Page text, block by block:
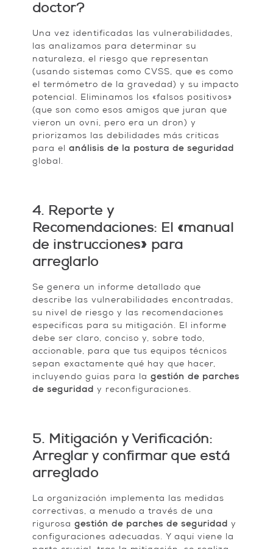
doctor?
Una vez identificadas las vulnerabilidades,
las analizamos para determinar su
naturaleza, el riesgo que representan
(usando sistemas como CVSS, que es como
el termómetro de la gravedad) y su impacto
potencial. Eliminamos los «falsos positivos»
(que son como esos amigos que juran que
vieron un ovni, pero era un dron) y
priorizamos las debilidades más críticas
para el análisis de la postura de seguridad
global.
4. Reporte y
Recomendaciones: El «manual
de instrucciones» para
arreglarlo
Se genera un informe detallado que
describe las vulnerabilidades encontradas,
su nivel de riesgo y las recomendaciones
específicas para su mitigación. El informe
debe ser claro, conciso y, sobre todo,
accionable, para que tus equipos técnicos
sepan exactamente qué hay que hacer,
incluyendo guías para la gestión de parches
de seguridad y reconfiguraciones.
5. Mitigación y Verificación:
Arreglar y confirmar que está
arreglado
La organización implementa las medidas
correctivas, a menudo a través de una
rigurosa gestión de parches de seguridad y
configuraciones adecuadas. Y aquí viene la